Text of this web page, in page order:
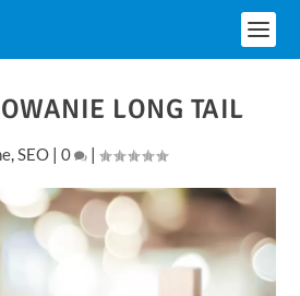
LONG TAIL
,SEO| 0 |